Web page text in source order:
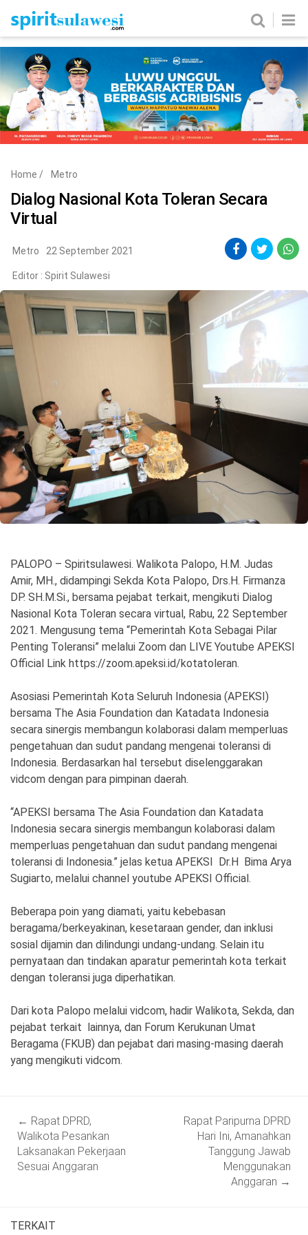
Home News
Metro Nasional
Politik Hukum & Kriminal
©
Copyright
2026
Spirit
Sulawesi
Home / Metro
Dialog Nasional Kota Toleran Secara
Virtual
Metro 22 September 2021
Editor : Spirit Sulawesi
PALOPO – Spiritsulawesi. Walikota Palopo, H.M. Judas
Amir, MH., didampingi Sekda Kota Palopo, Drs.H. Firmanza
DP. SH.M.Si., bersama pejabat terkait, mengikuti Dialog
Nasional Kota Toleran secara virtual, Rabu, 22 September
2021. Mengusung tema “Pemerintah Kota Sebagai Pilar
Penting Toleransi” melalui Zoom dan LIVE Youtube APEKSI
Official Link https://zoom.apeksi.id/kotatoleran.
Asosiasi Pemerintah Kota Seluruh Indonesia (APEKSI)
bersama The Asia Foundation dan Katadata Indonesia
secara sinergis membangun kolaborasi dalam memperluas
pengetahuan dan sudut pandang mengenai toleransi di
Indonesia. Berdasarkan hal tersebut diselenggarakan
vidcom dengan para pimpinan daerah.
“APEKSI bersama The Asia Foundation dan Katadata
Indonesia secara sinergis membangun kolaborasi dalam
memperluas pengetahuan dan sudut pandang mengenai
toleransi di Indonesia.” jelas ketua APEKSI Dr.H Bima Arya
Sugiarto, melalui channel youtube APEKSI Official.
Beberapa poin yang diamati, yaitu kebebasan
beragama/berkeyakinan, kesetaraan gender, dan inklusi
sosial dijamin dan dilindungi undang-undang. Selain itu
pernyataan dan tindakan aparatur pemerintah kota terkait
dengan toleransi juga diperhatikan.
Dari kota Palopo melalui vidcom, hadir Walikota, Sekda, dan
pejabat terkait lainnya, dan Forum Kerukunan Umat
Beragama (FKUB) dan pejabat dari masing-masing daerah
yang mengikuti vidcom.
navigation
← Rapat DPRD,
Walikota Pesankan
Laksanakan Pekerjaan
Sesuai Anggaran
Rapat Paripurna DPRD
Hari Ini, Amanahkan
Tanggung Jawab
Menggunakan
Anggaran →
TERKAIT